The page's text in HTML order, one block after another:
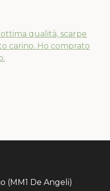
qualità, scarpe
carino. Ho comprato
(MM1 De Angeli)